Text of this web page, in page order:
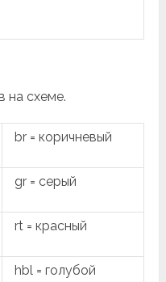
на схеме.
br = коричневый
gr = серый
rt = красный
hbl = голубой